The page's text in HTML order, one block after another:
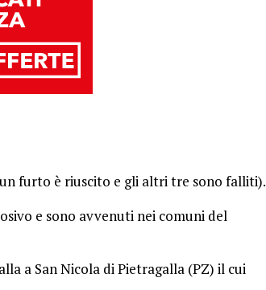
furto è riuscito e gli altri tre sono falliti).
e sono avvenuti nei comuni del
a San Nicola di Pietragalla (PZ) il cui